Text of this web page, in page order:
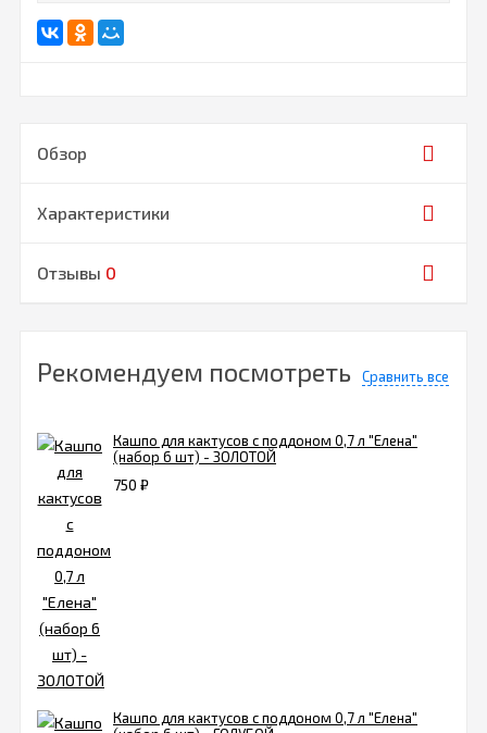
Обзор
Характеристики
Отзывы 0
Рекомендуем посмотреть Сравнить все
Кашпо для кактусов с поддоном 0,7 л "Елена"
(набор 6 шт) - ЗОЛОТОЙ
750 ₽
Кашпо для кактусов с поддоном 0,7 л "Елена"